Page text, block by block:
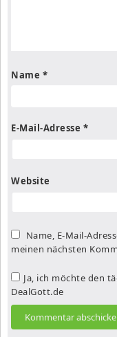
Name *
E-Mail-Adresse *
Website
Name, E-Mail-
meinen nächsten
Ja, ich möchte den
DealGott.de